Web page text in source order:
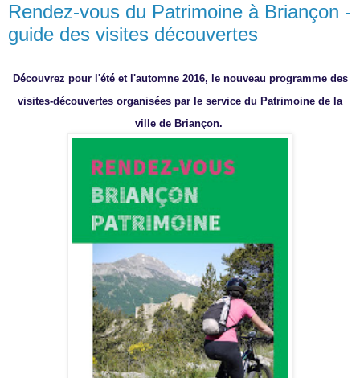
Rendez-vous du Patrimoine à Briançon -
guide des visites découvertes
Découvrez pour l'été et l'automne 2016, le nouveau programme des
visites-découvertes organisées par le service du Patrimoine de la
ville de Briançon.